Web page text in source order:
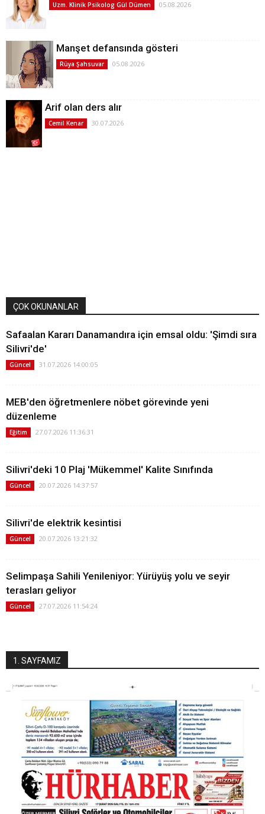
Uzm. Klinik Psikolog Gül Dümen 05.08.2026
Manşet defansında gösteri
Rüya Şahsuvar 05.08.2026
Arif olan ders alır
Cemil Kenar 30.07.2026
ÇOK OKUNANLAR
Safaalan Kararı Danamandıra için emsal oldu: 'Şimdi sıra
Silivri'de'
Güncel 31.07.2026 14:00:05
MEB'den öğretmenlere nöbet görevinde yeni
düzenleme
Eğitim 27.07.2026 11:36:31
Silivri'deki 10 Plaj 'Mükemmel' Kalite Sınıfında
Güncel 20.07.2026 14:37:57
Silivri'de elektrik kesintisi
Güncel 20.07.2026 13:21:32
Selimpaşa Sahili Yenileniyor: Yürüyüş yolu ve seyir
terasları geliyor
Güncel 27.07.2026 11:54:24
1. SAYFAMIZ